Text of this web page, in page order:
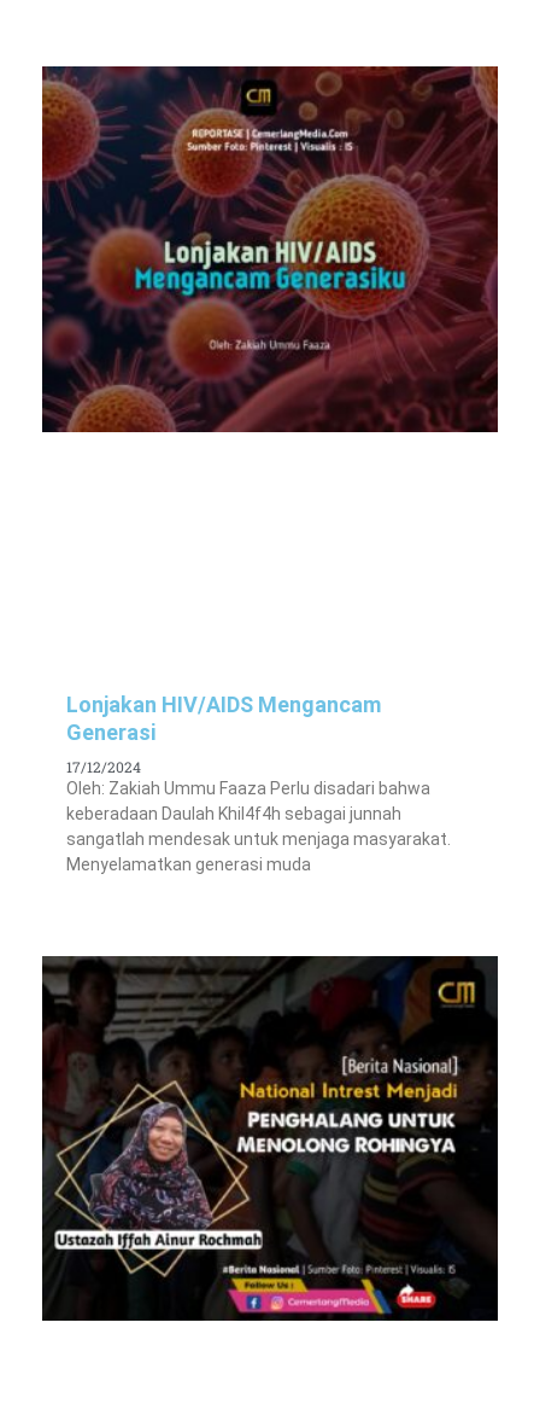
Lonjakan HIV/AIDS Mengancam
Generasi
17/12/2024
Oleh: Zakiah Ummu Faaza Perlu disadari bahwa
keberadaan Daulah Khil4f4h sebagai junnah
sangatlah mendesak untuk menjaga masyarakat.
Menyelamatkan generasi muda